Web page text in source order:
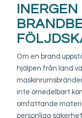
Om en brand
hjälpen från land
inte omedelbart
omfattande
personliga